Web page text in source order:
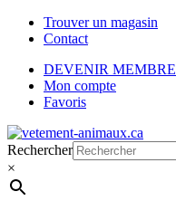
Trouver un magasin
Contact
DEVENIR MEMBRE
Mon compte
Favoris
Aller
à
la
navigation
Aller
au
contenu
Rechercher
×